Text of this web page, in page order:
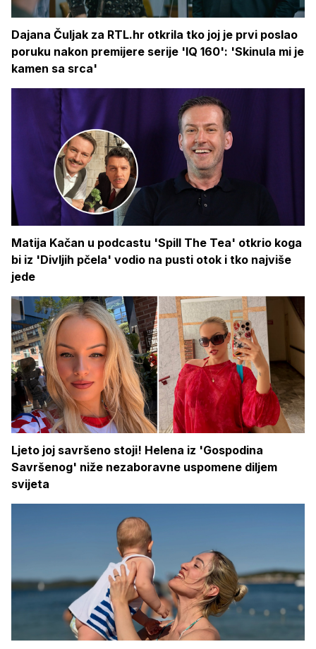
Dajana Čuljak za RTL.hr otkrila tko joj je prvi poslao
poruku nakon premijere serije 'IQ 160': 'Skinula mi je
kamen sa srca'
Matija Kačan u podcastu 'Spill The Tea' otkrio koga
bi iz 'Divljih pčela' vodio na pusti otok i tko najviše
jede
Ljeto joj savršeno stoji! Helena iz 'Gospodina
Savršenog' niže nezaboravne uspomene diljem
svijeta